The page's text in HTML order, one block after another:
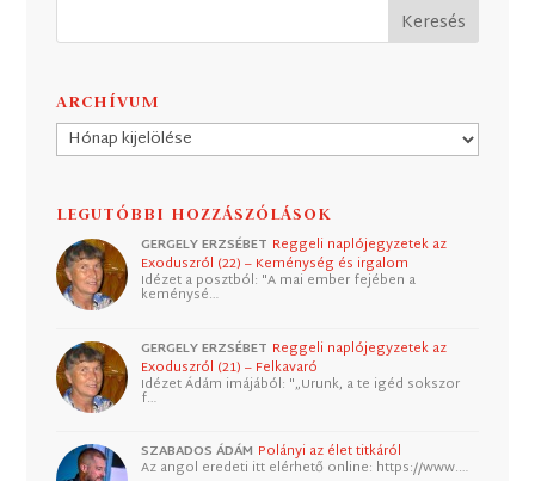
ARCHÍVUM
Archívum
LEGUTÓBBI HOZZÁSZÓLÁSOK
GERGELY ERZSÉBET Reggeli naplójegyzetek az
Exoduszról (22) – Keménység és irgalom
Idézet a posztból: "A mai ember fejében a
keménysé…
GERGELY ERZSÉBET Reggeli naplójegyzetek az
Exoduszról (21) – Felkavaró
Idézet Ádám imájából: "„Urunk, a te igéd sokszor
f…
SZABADOS ÁDÁM Polányi az élet titkáról
Az angol eredeti itt elérhető online: https://www.…